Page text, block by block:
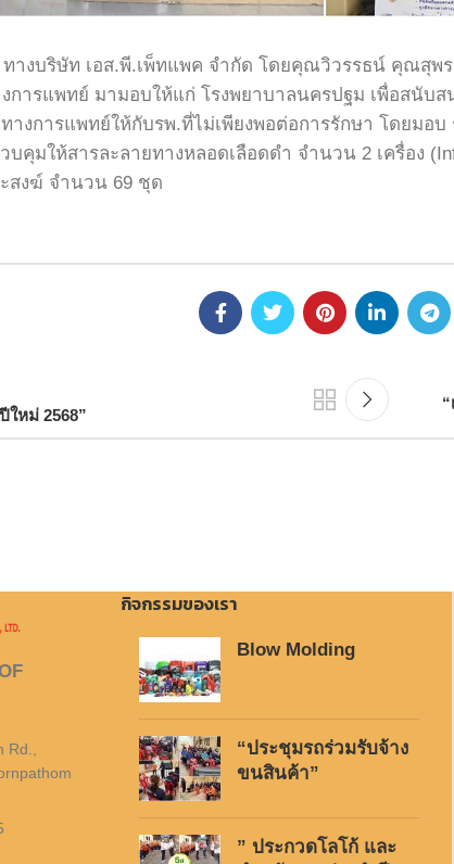
ทางบริษัท เอส.พี.เพ็ทแพค จำกัด โดยคุณวิวรรธน์ คุณ
ารแพทย์ มามอบให้แก่ โรงพยาบาลนครปฐม เพื่อสนับ
างการแพทย์ให้กับรพ.ที่ไม่เพียงพอต่อการรักษา โดยมอ
คุมให้สารละลายทางหลอดเลือดดำ จำนวน 2 เครื่อง
สงฆ์ จำนวน 69 ชุด
หม่ 2568”
Rd.,
กิจกรรมของเรา
Blow Molding
“ประชุมรถร่วมรับจ้าง
ขนสินค้า”
” ประกวดโลโก้ และ